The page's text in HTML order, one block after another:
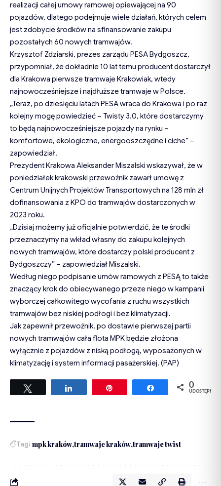
realizacji całej umowy ramowej opiewającej na 90
pojazdów, dlatego podejmuje wiele działań, których celem
jest zdobycie środków na sfinansowanie zakupu
pozostałych 60 nowych tramwajów.
Krzysztof Zdziarski, prezes zarządu PESA Bydgoszcz,
przypomniał, że dokładnie 10 lat temu producent dostarczył
dla Krakowa pierwsze tramwaje Krakowiak, wtedy
najnowocześniejsze i najdłuższe tramwaje w Polsce.
„Teraz, po dziesięciu latach PESA wraca do Krakowa i po raz
kolejny mogę powiedzieć – Twisty 3.0, które dostarczymy
to będą najnowocześniejsze pojazdy na rynku –
komfortowe, ekologiczne, energooszczędne i ciche” –
zapowiedział.
Prezydent Krakowa Aleksander Miszalski wskazywał, że w
poniedziałek krakowski przewoźnik zawarł umowę z
Centrum Unijnych Projektów Transportowych na 128 mln zł
dofinansowania z KPO do tramwajów dostarczonych w
2023 roku.
„Dzisiaj możemy już oficjalnie potwierdzić, że te środki
przeznaczymy na wkład własny do zakupu kolejnych
nowych tramwajów, które dostarczy polski producent z
Bydgoszczy” – zapowiedział Miszalski.
Według niego podpisanie umów ramowych z PESĄ to także
znaczący krok do obiecywanego przeze niego w kampanii
wyborczej całkowitego wycofania z ruchu wszystkich
tramwajów bez niskiej podłogi i bez klimatyzacji.
Jak zapewnił przewoźnik, po dostawie pierwszej partii
nowych tramwajów cała flota MPK będzie złożona
wyłącznie z pojazdów z niską podłogą, wyposażonych w
klimatyzację i system informacji pasażerskiej. (PAP)
Udostępnij Udostępnij
0
UDOSTĘPNIEŃ
Tagi mpk kraków tramwaje kraków tramwaje twist